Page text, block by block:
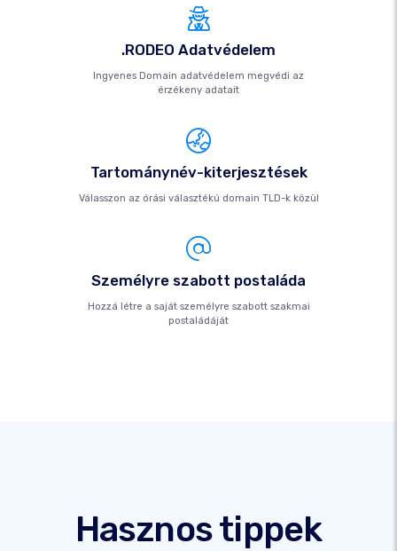
.RODEO Adatvédelem
Ingyenes Domain adatvédelem megvédi az
érzékeny adatait
Tartománynév-kiterjesztések
Válasszon az órási választékú domain TLD-k közül
Személyre szabott postaláda
Hozzá létre a saját személyre szabott szakmai
postaládáját
Hasznos tippek